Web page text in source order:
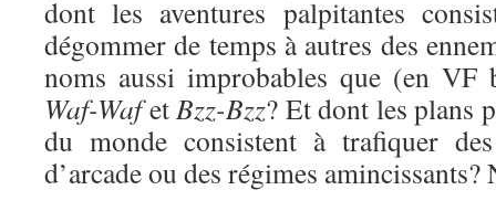
dont les aventures palpitantes
dégommer de temps à autres des
noms aussi improbables que (en
Waf-WafetBzz-Bzz? Et dont les plans
du monde consistent à trafiquer
d’arcade ou des régimes